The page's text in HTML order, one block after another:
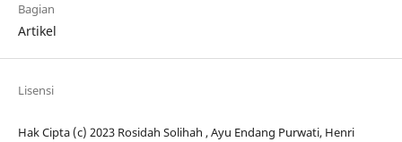
Bagian
Artikel
Lisensi
Hak Cipta (c) 2023 Rosidah Solihah , Ayu Endang Purwati, Henri